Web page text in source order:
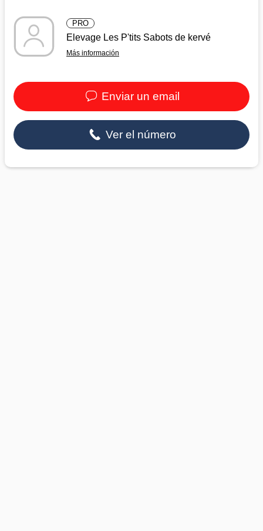
PRO
Elevage Les P'tits Sabots de kervé
Más información
Enviar un email
Ver el número